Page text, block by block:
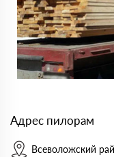
Адрес пилорам
Всеволожский